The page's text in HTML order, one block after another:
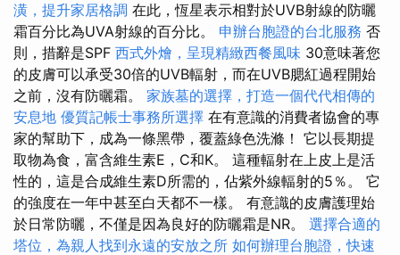
潢，提升家居格調 在此，恆星表示相對於UVB射線的防曬
霜百分比為UVA射線的百分比。 申辦台胞證的台北服務 否
則，措辭是SPF 西式外燴，呈現精緻西餐風味 30意味著您
的皮膚可以承受30倍的UVB輻射，而在UVB腮紅過程開始
之前，沒有防曬霜。 家族墓的選擇，打造一個代代相傳的
安息地 優質記帳士事務所選擇 在有意識的消費者協會的專
家的幫助下，成為一條黑帶，覆蓋綠色洗滌！ 它以長期提
取物為食，富含維生素E，C和K。 這種輻射在上皮上是活
性的，這是合成維生素D所需的，佔紫外線輻射的5％。 它
的強度在一年中甚至白天都不一樣。 有意識的皮膚護理始
於日常防曬，不僅是因為良好的防曬霜是NR。 選擇合適的
塔位，為親人找到永遠的安放之所 如何辦理台胞證，快速